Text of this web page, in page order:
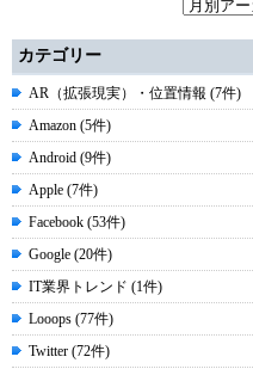
カテゴリー
AR（拡張現実）・位置情報 (7件)
Amazon (5件)
Android (9件)
Apple (7件)
Facebook (53件)
Google (20件)
IT業界トレンド (1件)
Looops (77件)
Twitter (72件)